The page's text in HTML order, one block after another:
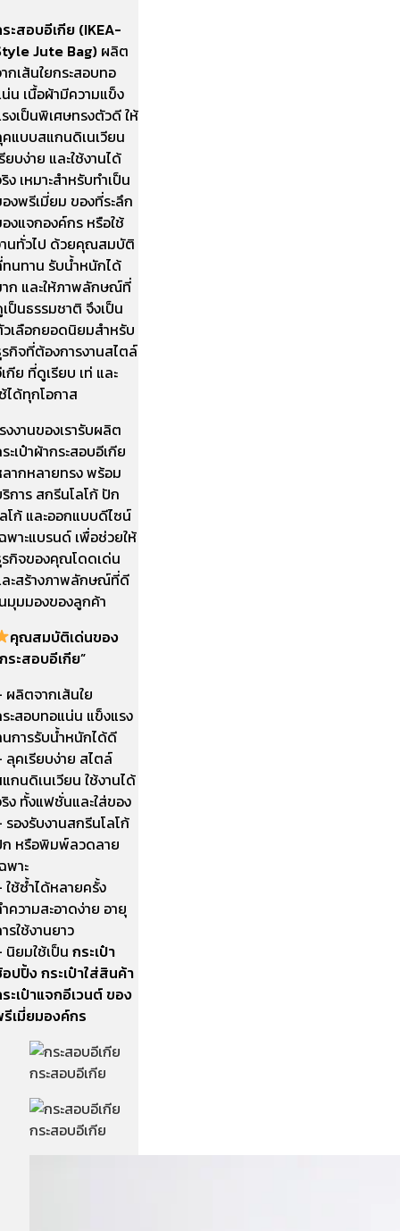
ะสอบอีเกีย (IKEA-
Jute Bag) ผลิต
กเส้นใยกระสอบทอ
น เนื้อผ้ามีความแข็ง
งเป็นพิเศษทรงตัวดี ให้
แบบสแกนดิเนเวียน
ยบง่าย และใช้งานได้
ง เหมาะสำหรับทำเป็น
งพรีเมี่ยม ของที่ระลึก
งแจกองค์กร หรือใช้
นทั่วไป ด้วยคุณสมบัติ
นทาน รับน้ำหนักได้
ก และให้ภาพลักษณ์ที่
ป็นธรรมชาติ จึงเป็น
เลือกยอดนิยมสำหรับ
กิจที่ต้องการงานสไตล์
กีย ที่ดูเรียบ เท่ และ
ได้ทุกโอกาส
งงานของเรารับผลิต
ะเป๋าผ้ากระสอบอีเกีย
ากหลายทรง พร้อม
การ สกรีนโลโก้ ปัก
โก้ และออกแบบดีไซน์
พาะแบรนด์ เพื่อช่วยให้
กิจของคุณโดดเด่น
ะสร้างภาพลักษณ์ที่ดี
มุมมองของลูกค้า
คุณสมบัติเด่นของ
ระสอบอีเกีย”
ผลิตจากเส้นใย
ะสอบทอแน่น แข็งแรง
การรับน้ำหนักได้ดี
ลุคเรียบง่าย สไตล์
กนดิเนเวียน ใช้งานได้
ง ทั้งแฟชั่นและใส่ของ
รองรับงานสกรีนโลโก้
หรือพิมพ์ลวดลาย
พาะ
ใช้ซ้ำได้หลายครั้ง
ความสะอาดง่าย อายุ
รใช้งานยาว
นิยมใช้เป็น กระเป๋า
ปปิ้ง กระเป๋าใส่สินค้า
ะเป๋าแจกอีเวนต์ ของ
เมี่ยมองค์กร
กระสอบอีเกีย
กระสอบอีเกีย